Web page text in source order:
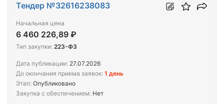
Тендер №32616238083
Начальная цена
6 460 226,89 ₽
Тип закупки: 223-ФЗ
Дата публикации: 27.07.2026
До окончания приема заявок: 1 день
Этап: Опубликовано
Закупка с обеспечением: Нет